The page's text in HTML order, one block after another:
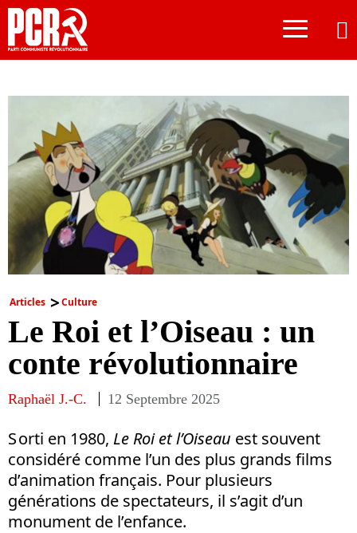
≡
Articles Culture
Le Roi et l’Oiseau : un
conte révolutionnaire
Raphaël J.-C. 12 Septembre 2025
S orti en 1980, Le Roi et l’Oiseau est souvent
considéré comme l’un des plus grands films
d’animation français. Pour plusieurs
générations de spectateurs, il s’agit d’un
monument de l’enfance.